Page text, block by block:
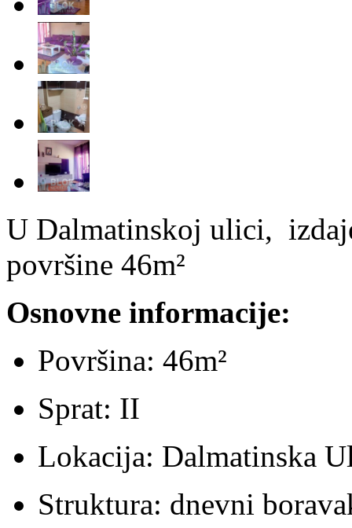
U Dalmatinskoj ulici,
površine 46m²
Osnovne informacije:
Površina: 46m²
Sprat: II
Lokacija: Dalmatinska
Struktura: dnevni